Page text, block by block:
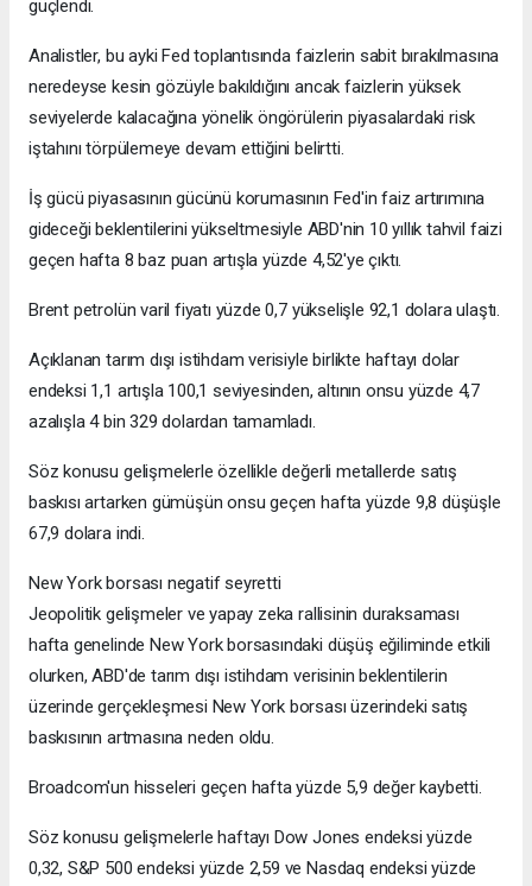
güçlendi.
Analistler, bu ayki Fed toplantısında faizlerin sabit bırakılmasına
neredeyse kesin gözüyle bakıldığını ancak faizlerin yüksek
seviyelerde kalacağına yönelik öngörülerin piyasalardaki risk
iştahını törpülemeye devam ettiğini belirtti.
İş gücü piyasasının gücünü korumasının Fed'in faiz artırımına
gideceği beklentilerini yükseltmesiyle ABD'nin 10 yıllık tahvil faizi
geçen hafta 8 baz puan artışla yüzde 4,52'ye çıktı.
Brent petrolün varil fiyatı yüzde 0,7 yükselişle 92,1 dolara ulaştı.
Açıklanan tarım dışı istihdam verisiyle birlikte haftayı dolar
endeksi 1,1 artışla 100,1 seviyesinden, altının onsu yüzde 4,7
azalışla 4 bin 329 dolardan tamamladı.
Söz konusu gelişmelerle özellikle değerli metallerde satış
baskısı artarken gümüşün onsu geçen hafta yüzde 9,8 düşüşle
67,9 dolara indi.
New York borsası negatif seyretti
Jeopolitik gelişmeler ve yapay zeka rallisinin duraksaması
hafta genelinde New York borsasındaki düşüş eğiliminde etkili
olurken, ABD'de tarım dışı istihdam verisinin beklentilerin
üzerinde gerçekleşmesi New York borsası üzerindeki satış
baskısının artmasına neden oldu.
Broadcom'un hisseleri geçen hafta yüzde 5,9 değer kaybetti.
Söz konusu gelişmelerle haftayı Dow Jones endeksi yüzde
0,32, S&P 500 endeksi yüzde 2,59 ve Nasdaq endeksi yüzde